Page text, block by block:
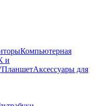
Компьютерная
и
ПланшетАксессуары для